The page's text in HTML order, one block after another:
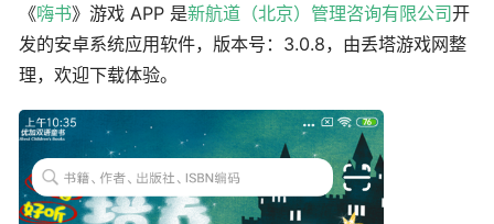
《嗨书》游戏 APP 是新航道（北京）管理咨询有限公司开
发的安卓系统应用软件，版本号：3.0.8，由丢塔游戏网整
理，欢迎下载体验。